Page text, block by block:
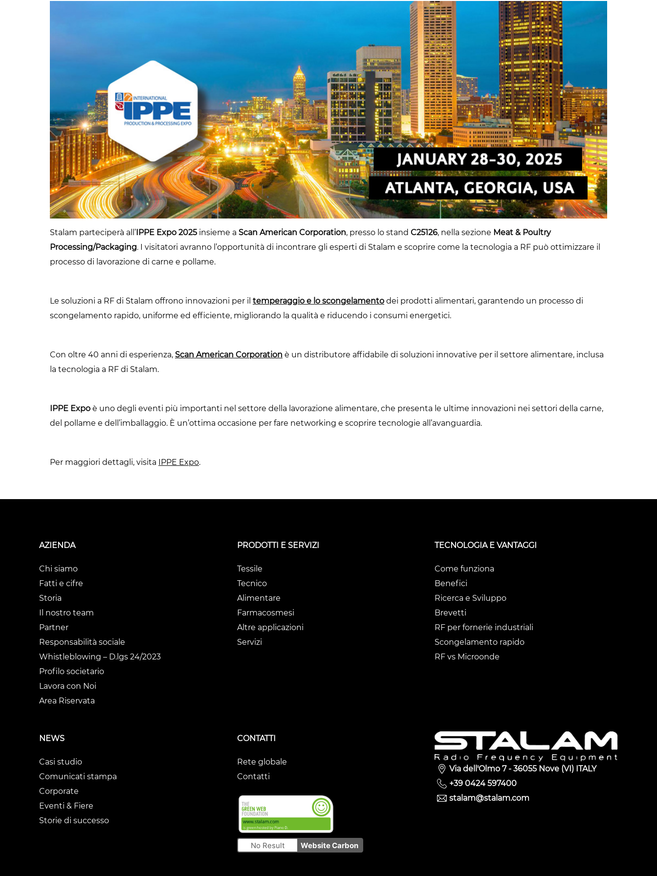
Altre applicazioni
polimeri espansi
Altre applicazioni
tessili-tecniche
Pastorizzazione
prodotti liquidi
Riscaldamento e
precottura di
prodotti liquidi
Cannabis
extension di capelli
Radiofrequenza
Stalam parteciperà all’IPPE Expo 2025 insieme a Scan American Corporation, presso lo stand C25126, nella sezione Meat & Poultry
Processing/Packaging. I visitatori avranno l’opportunità di incontrare gli esperti di Stalam e scoprire come la tecnologia a RF può ottimizzare il
processo di lavorazione di carne e pollame.
Le soluzioni a RF di Stalam offrono innovazioni per il temperaggio e lo scongelamento dei prodotti alimentari, garantendo un processo di
scongelamento rapido, uniforme ed efficiente, migliorando la qualità e riducendo i consumi energetici.
Con oltre 40 anni di esperienza, Scan American Corporation è un distributore affidabile di soluzioni innovative per il settore alimentare, inclusa
la tecnologia a RF di Stalam.
IPPE Expo è uno degli eventi più importanti nel settore della lavorazione alimentare, che presenta le ultime innovazioni nei settori della carne,
del pollame e dell’imballaggio. È un’ottima occasione per fare networking e scoprire tecnologie all’avanguardia.
Per maggiori dettagli, visita IPPE Expo.
AZIENDA
Chi siamo
Fatti e cifre
Storia
Il nostro team
Partner
Responsabilità sociale
Whistleblowing – D.lgs 24/2023
Profilo societario
Lavora con Noi
Area Riservata
PRODOTTI E SERVIZI
Tessile
Tecnico
Alimentare
Farmacosmesi
Altre applicazioni
Servizi
TECNOLOGIA E VANTAGGI
Come funziona
Benefici
Ricerca e Sviluppo
Brevetti
RF per fornerie industriali
Scongelamento rapido
RF vs Microonde
NEWS
Casi studio
Comunicati stampa
Corporate
Eventi & Fiere
Storie di successo
CONTATTI
Rete globale
Contatti
No Result Website Carbon
Via dell'Olmo 7 - 36055 Nove (VI) ITALY
+39 0424 597400
stalam@stalam.com